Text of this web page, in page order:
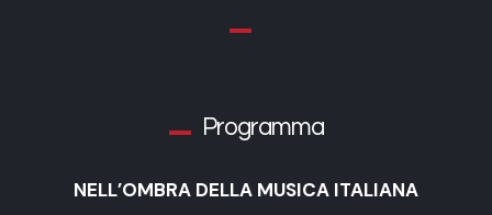
Programma
NELL’OMBRA DELLA MUSICA ITALIANA